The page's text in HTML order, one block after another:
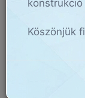
Köszönjük